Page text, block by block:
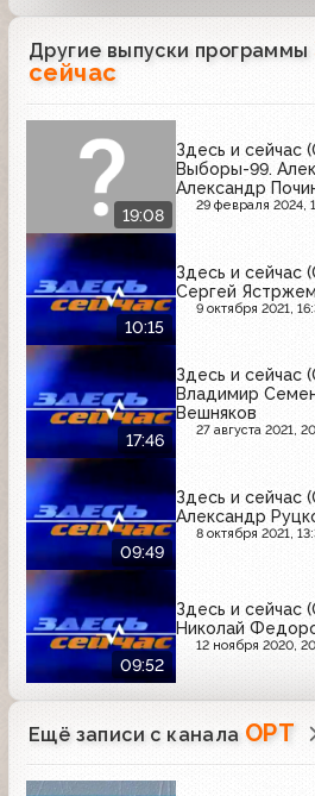
Другие выпуски программы
сейчас
19:08
Здесь и сейчас
Выборы-99.
Александр
29 февраля 2024,
10:15
Здесь и сейчас
Сергей
9 октября 2021,
17:46
Здесь и сейчас
Владимир
Вешняков
27 августа 2021,
09:49
Здесь и сейчас
Александр
8 октября 2021,
09:52
Здесь и сейчас
Николай
12 ноября 2020,
Ещё записи с канала ОРТ